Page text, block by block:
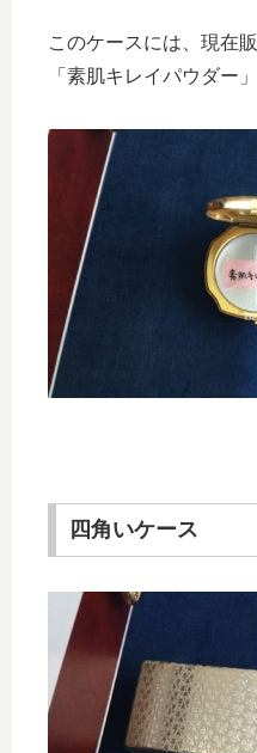
このケースには、現在
「素肌キレイパウダー
四角いケース